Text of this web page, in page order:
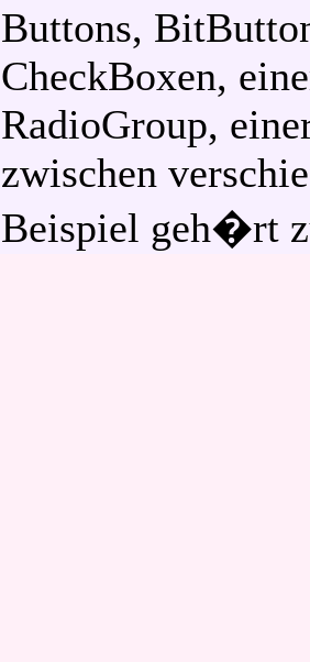
Buttons,
CheckBoxen,
RadioGroup,
zwischen
Beispiel geh�rt